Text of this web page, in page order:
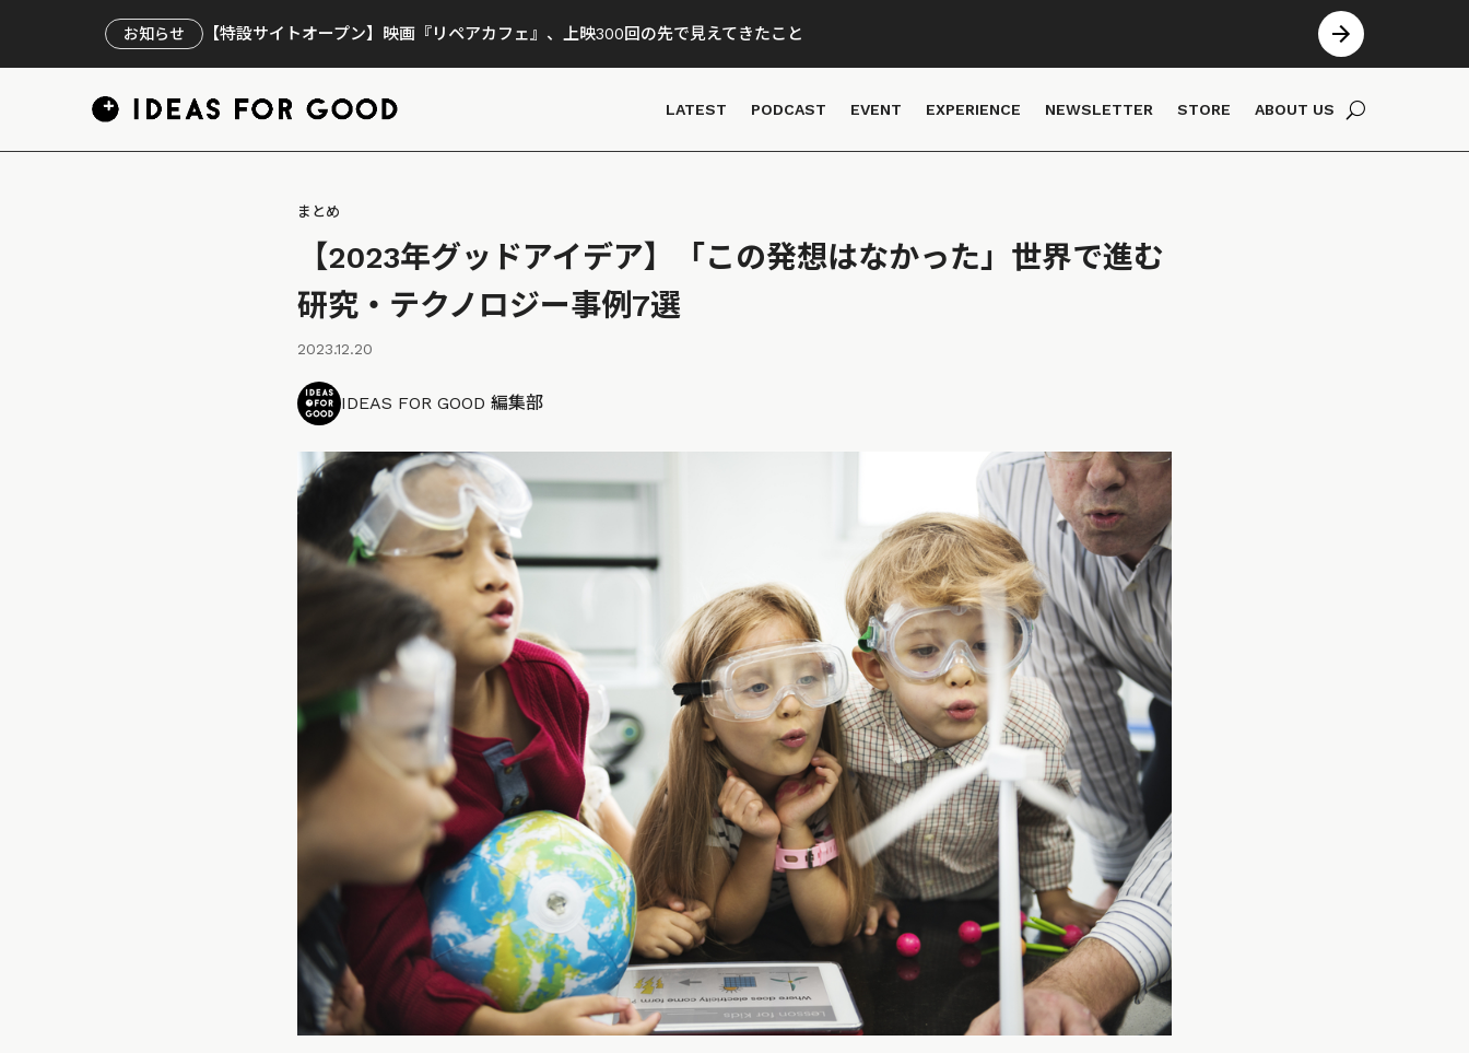
お知らせ 【特設サイトオープン】映画『リペアカフェ』、上映300回の先で見えてきたこと
LATEST PODCAST EVENT EXPERIENCE NEWSLETTER STORE ABOUT US
まとめ
【2023年グッドアイデア】「この発想はなかった」世界で進む
研究・テクノロジー事例7選
2023.12.20
IDEAS FOR GOOD 編集部